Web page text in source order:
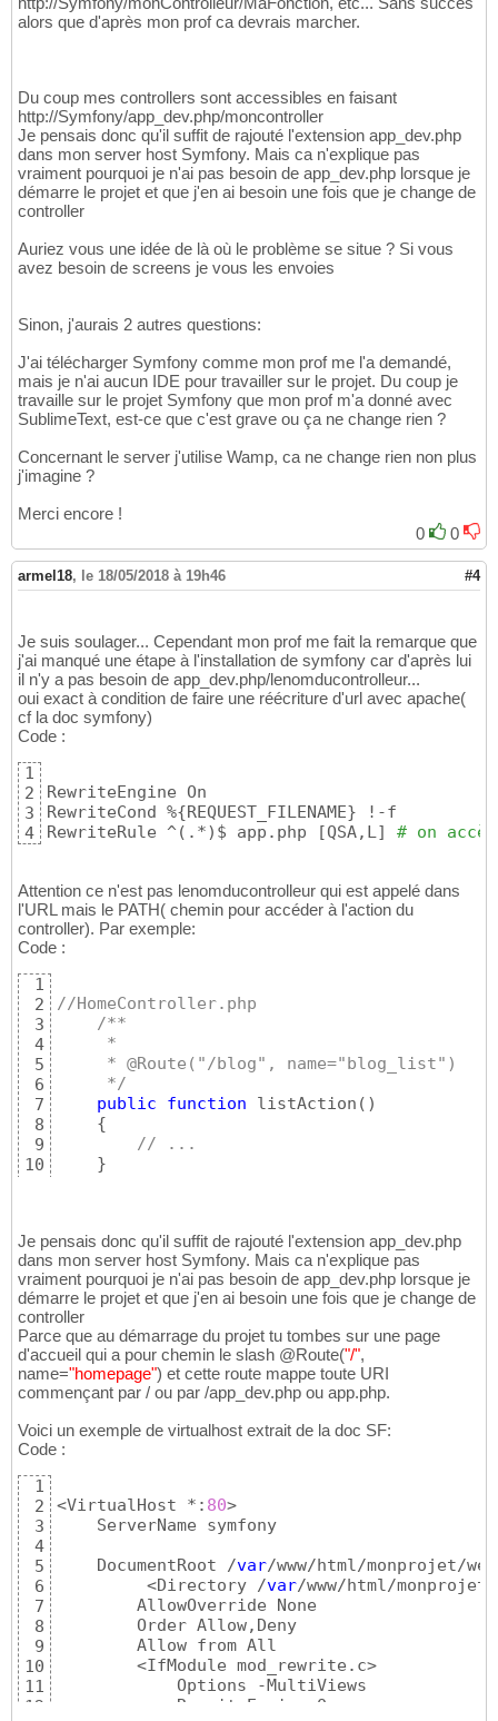
alors que d'après mon prof ca devrais marcher.
Du coup mes controllers sont accessibles en faisant
http://Symfony/app_dev.php/moncontroller
Je pensais donc qu'il suffit de rajouté l'extension app_dev.php
dans mon server host Symfony. Mais ca n'explique pas
vraiment pourquoi je n'ai pas besoin de app_dev.php lorsque je
démarre le projet et que j'en ai besoin une fois que je change de
controller
Auriez vous une idée de là où le problème se situe ? Si vous
avez besoin de screens je vous les envoies
Sinon, j'aurais 2 autres questions:
J'ai télécharger Symfony comme mon prof me l'a demandé,
mais je n'ai aucun IDE pour travailler sur le projet. Du coup je
travaille sur le projet Symfony que mon prof m'a donné avec
SublimeText, est-ce que c'est grave ou ça ne change rien ?
Concernant le server j'utilise Wamp, ca ne change rien non plus
j'imagine ?
Merci encore !
0
0
armel18, le 18/05/2018 à 19h46 #4
Je suis soulager... Cependant mon prof me fait la remarque que
j'ai manqué une étape à l'installation de symfony car d'après lui
il n'y a pas besoin de app_dev.php/lenomducontrolleur...
oui exact à condition de faire une réécriture d'url avec apache(
cf la doc symfony)
Code :
1
2
3
4
RewriteEngine On
RewriteCond %{REQUEST_FILENAME} !-f
RewriteRule ^( .*) $ app.php [QSA,L] # on
Attention ce n'est pas lenomducontrolleur qui est appelé dans
l'URL mais le PATH( chemin pour accéder à l'action du
controller). Par exemple:
Code :
1
2
3
4
5
6
7
8
9
10
//HomeController.php
/**
*
* @Route("/blog", name="blog_list")
*/
public
function listAction ( )
{
// ...
}
Je pensais donc qu'il suffit de rajouté l'extension app_dev.php
dans mon server host Symfony. Mais ca n'explique pas
vraiment pourquoi je n'ai pas besoin de app_dev.php lorsque je
démarre le projet et que j'en ai besoin une fois que je change de
controller
Parce que au démarrage du projet tu tombes sur une page
d'accueil qui a pour chemin le slash @Route("/",
name="homepage") et cette route mappe toute URI
commençant par / ou par /app_dev.php ou app.php.
Voici un exemple de virtualhost extrait de la doc SF:
Code :
1
2
3
4
5
6
7
8
9
10
11
12
<VirtualHost *: 80>
    ServerName symfony
    DocumentRoot /
var/www/html/monprojet/web
	 <Directory /
var/www/html/monprojet/
        AllowOverride None
        Order Allow,Deny
        Allow from All
        <IfModule mod_rewrite.c>
            Options -MultiViews
            RewriteEngine On